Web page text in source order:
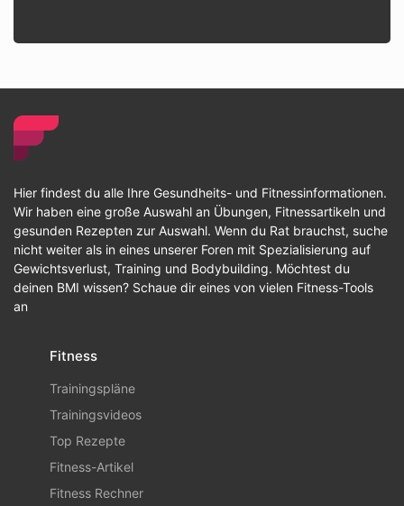
Hier findest du alle Ihre Gesundheits- und Fitnessinformationen.
Wir haben eine große Auswahl an Übungen, Fitnessartikeln und
gesunden Rezepten zur Auswahl. Wenn du Rat brauchst, suche
nicht weiter als in eines unserer Foren mit Spezialisierung auf
Gewichtsverlust, Training und Bodybuilding. Möchtest du
deinen BMI wissen? Schaue dir eines von vielen Fitness-Tools
an
Fitness
Trainingspläne
Trainingsvideos
Top Rezepte
Fitness-Artikel
Fitness Rechner